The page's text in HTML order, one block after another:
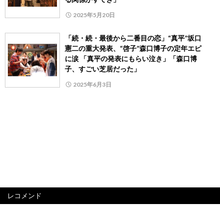
2025年5月20日
「続・続・最後から二番目の恋」“真平”坂口
憲二の重大発表、“啓子”森口博子の定年エピ
に涙 「真平の発表にもらい泣き」「森口博
子、すごい芝居だった」
2025年6月3日
レコメンド